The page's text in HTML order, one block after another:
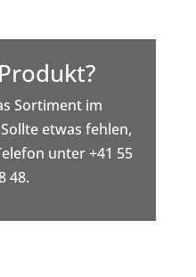
Sortiment im
etwas fehlen,
unter +41 55
48.